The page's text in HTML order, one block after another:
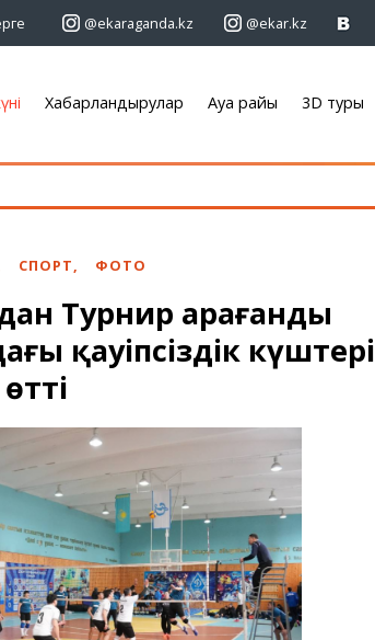
@ekaraganda.kz @ekar.kz
Хабарландырулар
Автомобильдер
Қызметтер
Электроника
Жиһаз
Қарағанды
Теміртау
Балқаш
Жезқазған
Хабарландырулар Ауа райы 3D туры
СПОРТ, ФОТО
Турнир Қарағанды
қауіпсіздік күштері